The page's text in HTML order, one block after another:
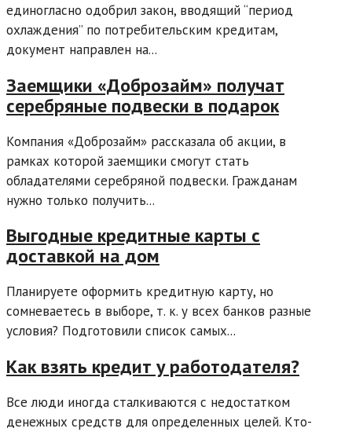
единогласно одобрил закон, вводящий “период
охлаждения” по потребительским кредитам,
документ направлен на...
Заемщики «Доброзайм» получат
серебряные подвески в подарок
Компания «Доброзайм» рассказала об акции, в
рамках которой заемщики смогут стать
обладателями серебряной подвески. Гражданам
нужно только получить...
Выгодные кредитные карты с
доставкой на дом
Планируете оформить кредитную карту, но
сомневаетесь в выборе, т. к. у всех банков разные
условия? Подготовили список самых...
Как взять кредит у работодателя?
Все люди иногда сталкиваются с недостатком
денежных средств для определенных целей. Кто-